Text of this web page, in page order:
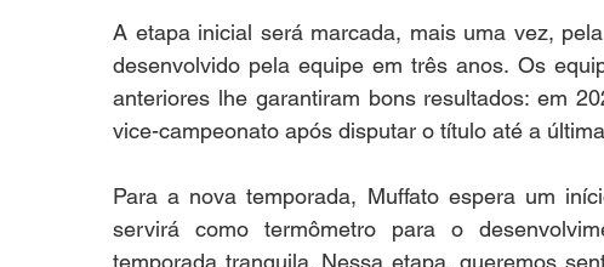
A etapa inicial será marcada, mais uma vez,
desenvolvido pela equipe em três anos. Os
anteriores lhe garantiram bons resultados: em
vice-campeonato após disputar o título até a
Para a nova temporada, Muffato espera um
servirá como termômetro para o
temporada tranquila. Nessa etapa, queremos